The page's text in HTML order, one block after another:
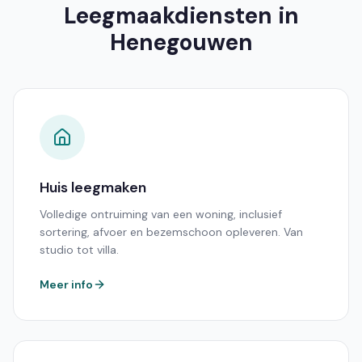
Leegmaakdiensten in
Henegouwen
Huis leegmaken
Volledige ontruiming van een woning, inclusief
sortering, afvoer en bezemschoon opleveren. Van
studio tot villa.
Meer info